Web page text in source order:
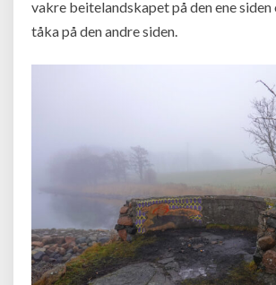
vakre beitelandskapet på den ene siden
tåka på den andre siden.